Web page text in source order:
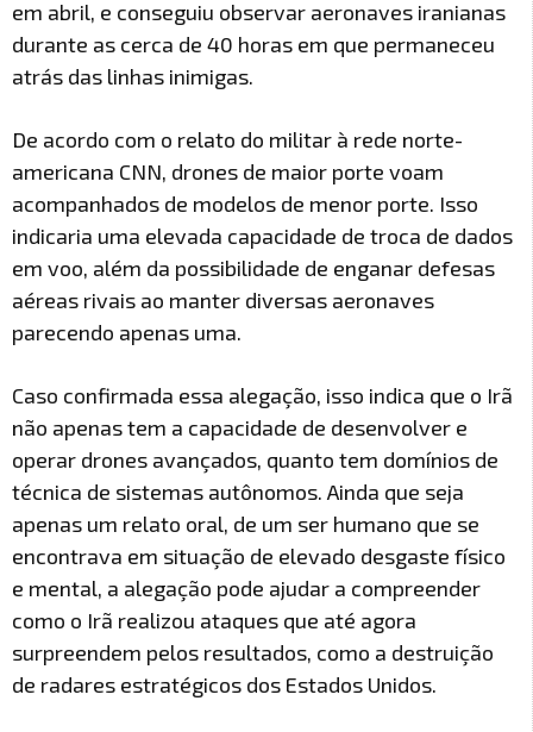
em abril, e conseguiu observar aeronaves iranianas
durante as cerca de 40 horas em que permaneceu
atrás das linhas inimigas.
De acordo com o relato do militar à rede norte-
americana CNN, drones de maior porte voam
acompanhados de modelos de menor porte. Isso
indicaria uma elevada capacidade de troca de dados
em voo, além da possibilidade de enganar defesas
aéreas rivais ao manter diversas aeronaves
parecendo apenas uma.
Caso confirmada essa alegação, isso indica que o Irã
não apenas tem a capacidade de desenvolver e
operar drones avançados, quanto tem domínios de
técnica de sistemas autônomos. Ainda que seja
apenas um relato oral, de um ser humano que se
encontrava em situação de elevado desgaste físico
e mental, a alegação pode ajudar a compreender
como o Irã realizou ataques que até agora
surpreendem pelos resultados, como a destruição
de radares estratégicos dos Estados Unidos.